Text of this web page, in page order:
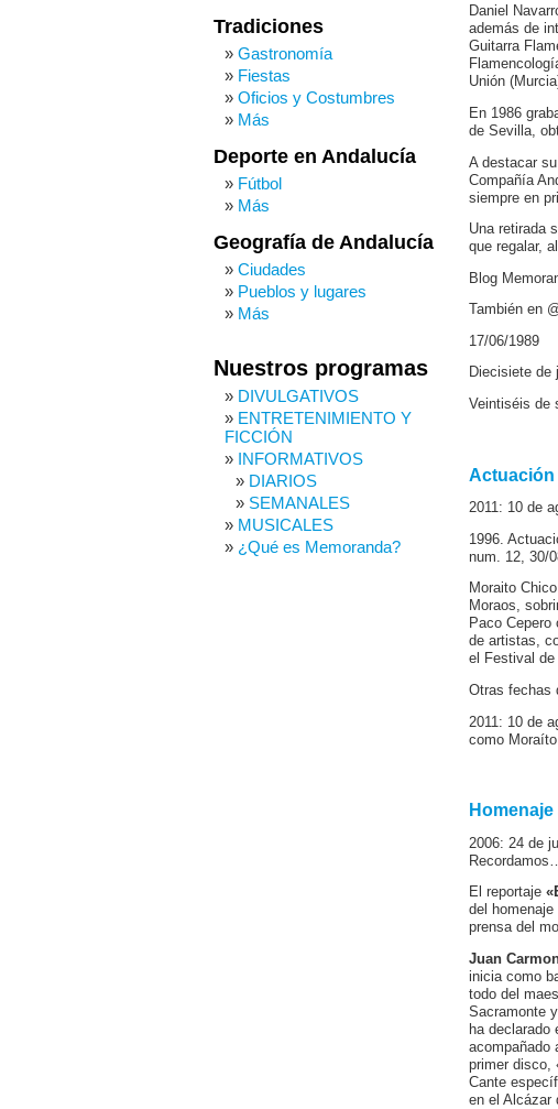
Daniel
además de
Guitarra
Unión
En 1986
de Sevilla,
A destacar
Compañía
siempre en
Una retirada
que regalar,
Blog
También en
17/06/1989
Diecisiete de
Veintiséis de
Actuación
2011: 10 de
1996.
num. 12, 30/
Moraito
Moraos,
Paco
de artistas,
el Festival de
Otras fechas
2011: 10 de
como Moraíto
2006: 24 de
El reportaje
del
prensa del
Juan
inicia como
todo del
Sacramonte
ha
acompañado
primer disco,
Cante
en el Alcázar
Tradiciones
Gastronomía
Fiestas
Oficios y Costumbres
Más
Deporte en Andalucía
Fútbol
Más
Geografía de Andalucía
Ciudades
Pueblos y lugares
Más
Nuestros programas
DIVULGATIVOS
ENTRETENIMIENTO Y
FICCIÓN
INFORMATIVOS
DIARIOS
SEMANALES
MUSICALES
¿Qué es Memoranda?